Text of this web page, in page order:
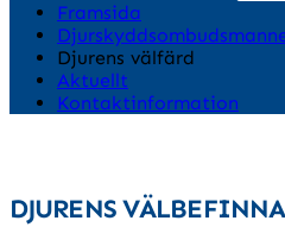
Framsida
Djurens välfärd
Aktuellt
Kontaktinformation
DJURENS